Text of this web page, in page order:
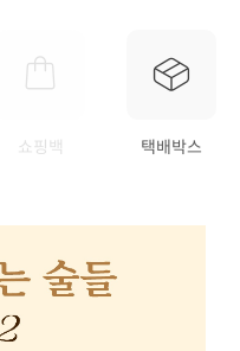
쇼핑백 택배박스